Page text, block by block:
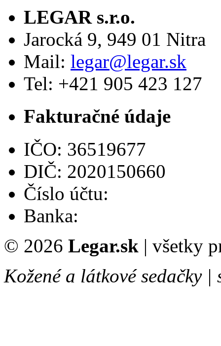
LEGAR s.r.o.
Jarocká 9, 949 01 Nitra
Mail: legar@legar.sk
Tel: +421 905 423 127
Fakturačné údaje
IČO: 36519677
DIČ: 2020150660
Číslo účtu:
Banka:
© 2026 Legar.sk | všetky
Kožené a látkové sedačky |